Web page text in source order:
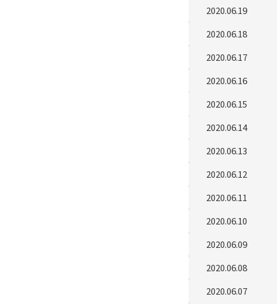
2020.06.19
2020.06.18
2020.06.17
2020.06.16
2020.06.15
2020.06.14
2020.06.13
2020.06.12
2020.06.11
2020.06.10
2020.06.09
2020.06.08
2020.06.07